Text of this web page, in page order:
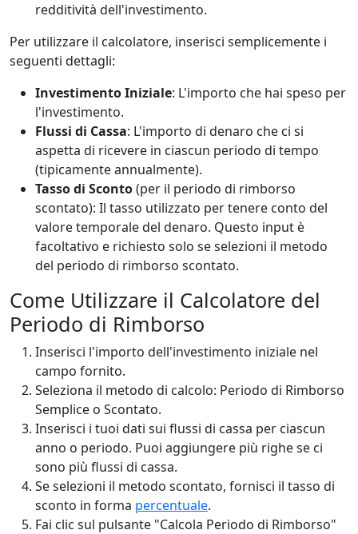
redditività dell'investimento.
Per utilizzare il calcolatore, inserisci semplicemente i
seguenti dettagli:
Investimento Iniziale: L'importo che hai speso per
l'investimento.
Flussi di Cassa: L'importo di denaro che ci si
aspetta di ricevere in ciascun periodo di tempo
(tipicamente annualmente).
Tasso di Sconto(per il periodo di rimborso
scontato): Il tasso utilizzato per tenere conto del
valore temporale del denaro. Questo input è
facoltativo e richiesto solo se selezioni il metodo
del periodo di rimborso scontato.
Come Utilizzare il Calcolatore del
Periodo di Rimborso
Inserisci l'importo dell'investimento iniziale nel
campo fornito.
Seleziona il metodo di calcolo: Periodo di Rimborso
Semplice o Scontato.
Inserisci i tuoi dati sui flussi di cassa per ciascun
anno o periodo. Puoi aggiungere più righe se ci
sono più flussi di cassa.
Se selezioni il metodo scontato, fornisci il tasso di
sconto in forma percentuale.
Fai clic sul pulsante "Calcola Periodo di Rimborso"